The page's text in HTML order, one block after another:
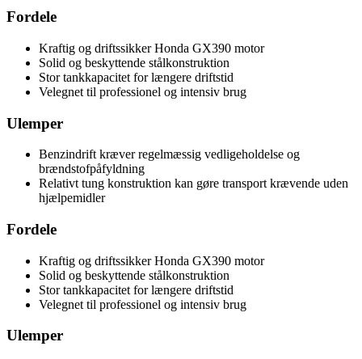
Fordele
Kraftig og driftssikker Honda GX390 motor
Solid og beskyttende stålkonstruktion
Stor tankkapacitet for længere driftstid
Velegnet til professionel og intensiv brug
Ulemper
Benzindrift kræver regelmæssig vedligeholdelse og
brændstofpåfyldning
Relativt tung konstruktion kan gøre transport krævende uden
hjælpemidler
Fordele
Kraftig og driftssikker Honda GX390 motor
Solid og beskyttende stålkonstruktion
Stor tankkapacitet for længere driftstid
Velegnet til professionel og intensiv brug
Ulemper